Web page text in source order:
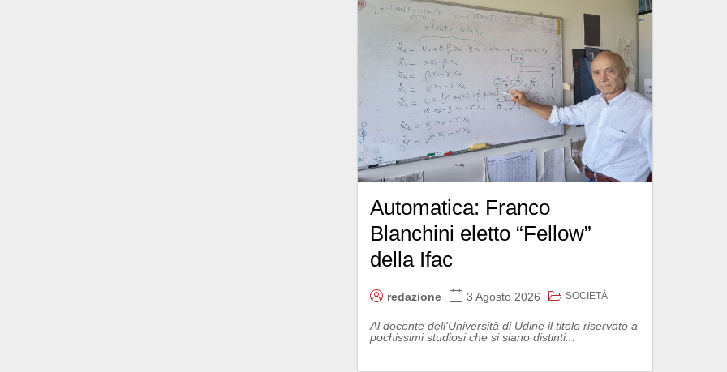
Automatica: Franco
Blanchini eletto “Fellow”
della Ifac
redazione 3 Agosto 2026 SOCIETÀ
Al docente dell'Università di Udine il titolo riservato a
pochissimi studiosi che si siano distinti...